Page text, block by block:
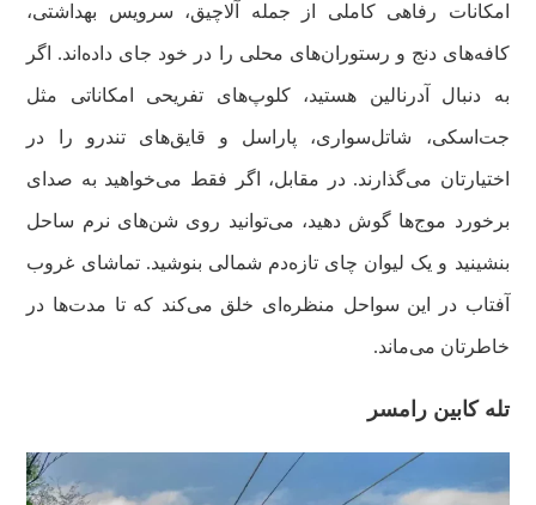
امکانات رفاهی کاملی از جمله آلاچیق، سرویس بهداشتی،
کافه‌های دنج و رستوران‌های محلی را در خود جای داده‌اند. اگر
به دنبال آدرنالین هستید، کلوپ‌های تفریحی امکاناتی مثل
جت‌اسکی، شاتل‌سواری، پاراسل و قایق‌های تندرو را در
اختیارتان می‌گذارند. در مقابل، اگر فقط می‌خواهید به صدای
برخورد موج‌ها گوش دهید، می‌توانید روی شن‌های نرم ساحل
بنشینید و یک لیوان چای تازه‌دم شمالی بنوشید. تماشای غروب
آفتاب در این سواحل منظره‌ای خلق می‌کند که تا مدت‌ها در
خاطرتان می‌ماند.
تله کابین رامسر